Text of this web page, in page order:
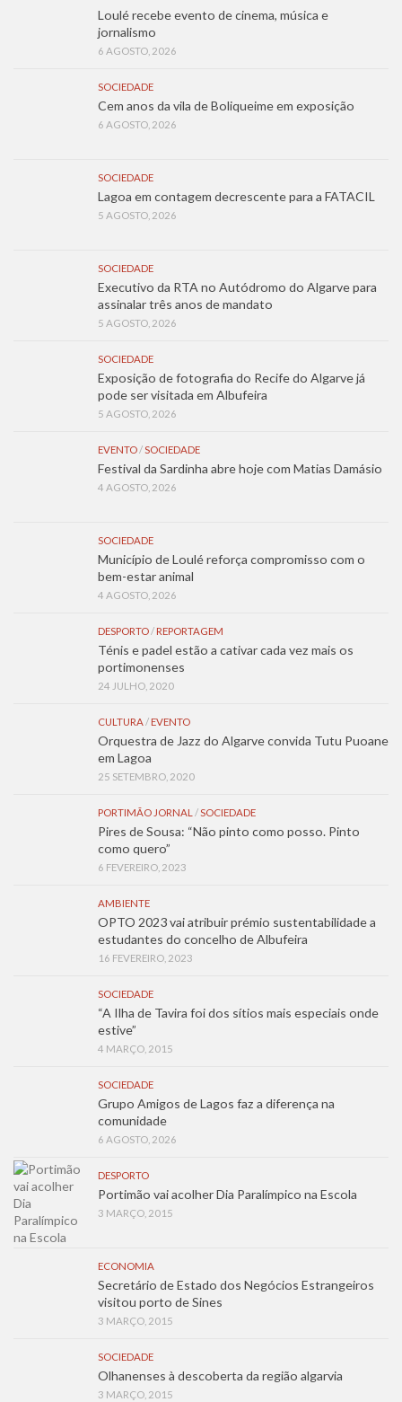
Loulé recebe evento de cinema, música e
jornalismo
6 AGOSTO, 2026
SOCIEDADE
Cem anos da vila de Boliqueime em exposição
6 AGOSTO, 2026
SOCIEDADE
Lagoa em contagem decrescente para a FATACIL
5 AGOSTO, 2026
SOCIEDADE
Executivo da RTA no Autódromo do Algarve para
assinalar três anos de mandato
5 AGOSTO, 2026
SOCIEDADE
Exposição de fotografia do Recife do Algarve já
pode ser visitada em Albufeira
5 AGOSTO, 2026
EVENTO/SOCIEDADE
Festival da Sardinha abre hoje com Matias Damásio
4 AGOSTO, 2026
SOCIEDADE
Município de Loulé reforça compromisso com o
bem-estar animal
4 AGOSTO, 2026
DESPORTO/ REPORTAGEM
Ténis e padel estão a cativar cada vez mais os
portimonenses
24 JULHO, 2020
CULTURA/ EVENTO
Orquestra de Jazz do Algarve convida Tutu Puoane
em Lagoa
25 SETEMBRO, 2020
PORTIMÃO JORNAL /SOCIEDADE
Pires de Sousa: “Não pinto como posso. Pinto
como quero”
6 FEVEREIRO, 2023
AMBIENTE
OPTO 2023 vai atribuir prémio sustentabilidade a
estudantes do concelho de Albufeira
16 FEVEREIRO, 2023
SOCIEDADE
“A Ilha de Tavira foi dos sítios mais especiais onde
estive”
4 MARÇO, 2015
SOCIEDADE
Grupo Amigos de Lagos faz a diferença na
comunidade
6 AGOSTO, 2026
DESPORTO
Portimão vai acolher Dia Paralímpico na Escola
3 MARÇO, 2015
ECONOMIA
Secretário de Estado dos Negócios Estrangeiros
visitou porto de Sines
3 MARÇO, 2015
SOCIEDADE
Olhanenses à descoberta da região algarvia
3 MARÇO, 2015